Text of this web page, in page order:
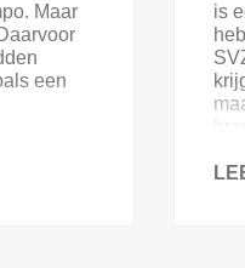
Maar
een
is